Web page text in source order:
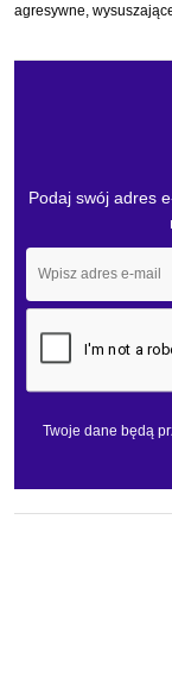
agresywne,
Podaj swój adres
Twoje dane będą